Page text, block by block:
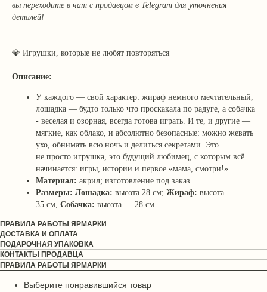
вы переходите в чат с продавцом в Telegram для уточнения
деталей!
💎 Игрушки, которые не любят повторяться
Описание:
У каждого — свой характер: жираф немного мечтательный,
лошадка — будто только что проскакала по радуге, а собачка
- веселая и озорная, всегда готова играть. И те, и другие —
мягкие, как облако, и абсолютно безопасные: можно жевать
ухо, обнимать всю ночь и делиться секретами. Это
не просто игрушка, это будущий любимец, с которым всё
начинается: игры, истории и первое «мама, смотри!».
Материал: акрил; изготовление под заказ
Размеры: Лошадка: высота 28 см; Жираф: высота —
35 см, Собачка: высота — 28 см
ПРАВИЛА РАБОТЫ ЯРМАРКИ
ДОСТАВКА И ОПЛАТА
ПОДАРОЧНАЯ УПАКОВКА
КОНТАКТЫ ПРОДАВЦА
ПРАВИЛА РАБОТЫ ЯРМАРКИ
Выберите понравившийся товар